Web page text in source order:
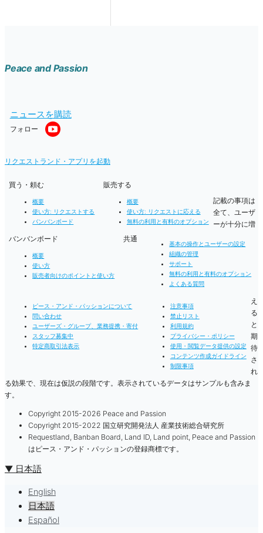
Peace and Passion
ニュースを購読
フォロー
リクエストランド・アプリを起動
買う・頼む
概要
使い方: リクエストする
バンバンボード
販売する
概要
使い方: リクエストに応える
無料の利用と有料のオプション
バンバンボード
概要
使い方
販売者向けのポイントと使い方
共通
基本の操作とユーザーの設定
組織の管理
サポート
無料の利用と有料のオプション
よくある質問
ピース・アンド・パッションについて
問い合わせ
ユーザーズ・グループ、業務提携・寄付
スタッフ募集中
特定商取引法表示
注意事項
禁止リスト
利用規約
プライバシー・ポリシー
使用・閲覧データ提供の設定
コンテンツ作成ガイドライン
制限事項
記載の事項は
全て、ユーザ
ーが十分に増
え
る
と
期
待
さ
れ
る効果で、現在は仮説の段階です。表示されているデータはサンプルも含みま
す。
Copyright 2015-2026 Peace and Passion
Copyright 2015-2022 国立研究開発法人 産業技術総合研究所
Requestland, Banban Board, Land ID, Land point, Peace and Passion
はピース・アンド・パッションの登録商標です。
▼ 日本語
English
日本語
Español